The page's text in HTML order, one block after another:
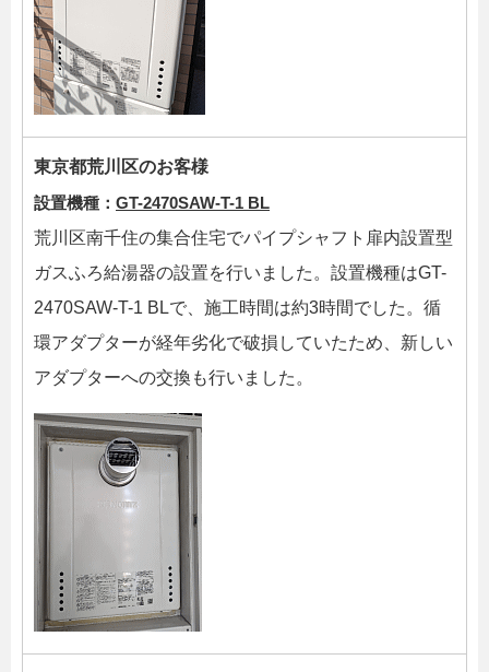
東京都荒川区のお客様
設置機種： GT-2470SAW-T-1 BL
荒川区南千住の集合住宅でパイプシャフト扉内設置型
ガスふろ給湯器の設置を行いました。設置機種はGT-
2470SAW-T-1 BLで、施工時間は約3時間でした。循
環アダプターが経年劣化で破損していたため、新しい
アダプターへの交換も行いました。